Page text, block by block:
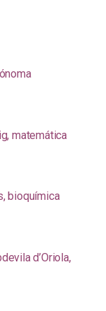
matemática
bioquímica
d’Oriola,